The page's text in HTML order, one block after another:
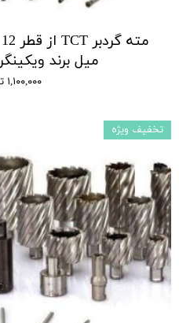
میل برند ویکینگر WIKINGER
۱,۱۰۰,۰۰۰ تومان
تخفیف ویژه